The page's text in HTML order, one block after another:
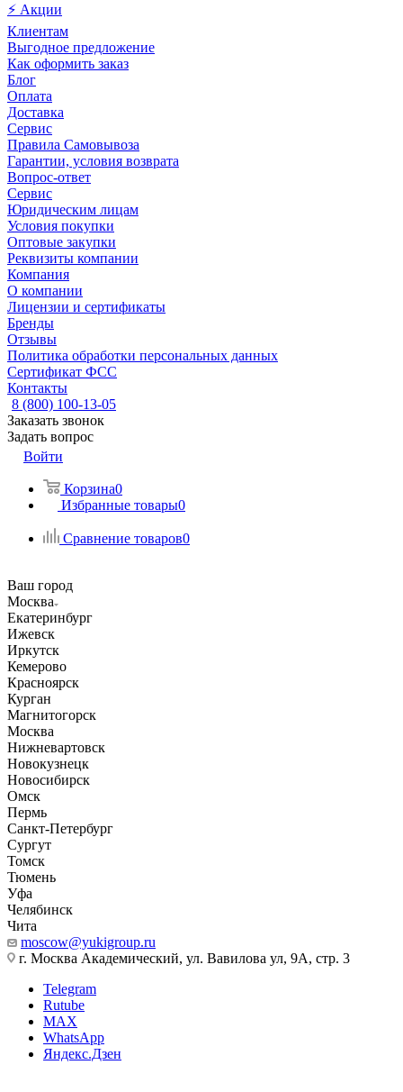
⚡ Акции
Клиентам
Выгодное предложение
Как оформить заказ
Блог
Оплата
Доставка
Сервис
Правила Самовывоза
Гарантии, условия возврата
Вопрос-ответ
Сервис
Юридическим лицам
Условия покупки
Оптовые закупки
Реквизиты компании
Компания
О компании
Лицензии и сертификаты
Бренды
Отзывы
Политика обработки персональных данных
Сертификат ФСС
Контакты
8 (800) 100-13-05
Заказать звонок
Задать вопрос
Войти
Корзина0
Избранные товары0
Сравнение товаров0
Ваш город
Москва
Екатеринбург
Ижевск
Иркутск
Кемерово
Красноярск
Курган
Магнитогорск
Москва
Нижневартовск
Новокузнецк
Новосибирск
Омск
Пермь
Санкт-Петербург
Сургут
Томск
Тюмень
Уфа
Челябинск
Чита
moscow@yukigroup.ru
г. Москва Академический, ул. Вавилова ул, 9А, стр. 3
Telegram
Rutube
MAX
WhatsApp
Яндекс.Дзен